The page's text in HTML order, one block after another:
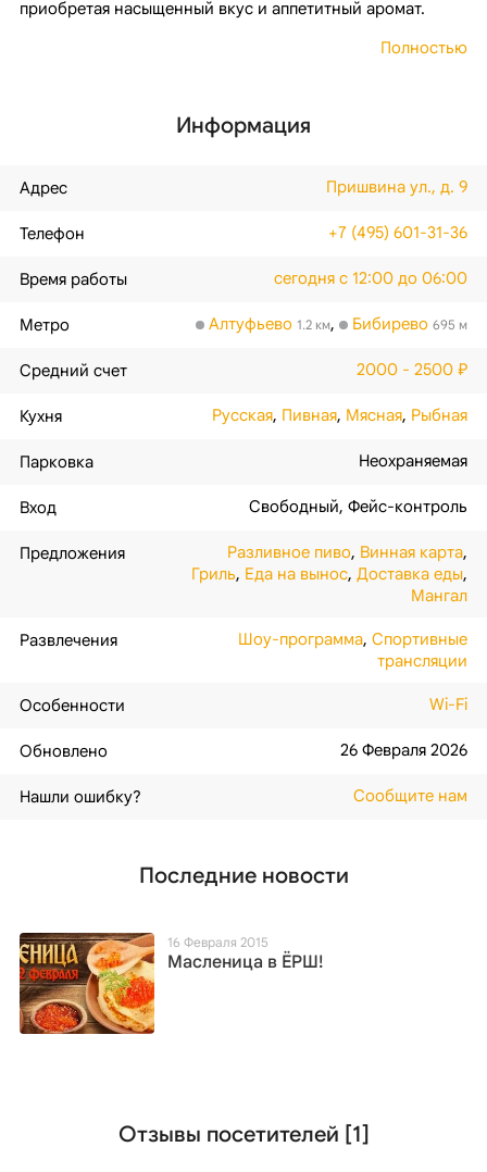
приобретая насыщенный вкус и аппетитный аромат.
Полностью
Информация
Адрес Пришвина ул., д. 9
Телефон +7 (495) 601-31-36
Время работы сегодня с 12:00 до 06:00
Метро Алтуфьево 1.2 км, Бибирево 695 м
Средний счет 2000 - 2500 ₽
Кухня Русская, Пивная, Мясная, Рыбная
Парковка Неохраняемая
Вход Свободный,Фейс-контроль
Предложения Разливное пиво, Винная карта,
Гриль, Еда на вынос,Доставка еды,
Мангал
Развлечения Шоу-программа,Спортивные
трансляции
Особенности Wi-Fi
Обновлено 26 Февраля 2026
Нашли ошибку? Сообщите нам
Последние новости
16 Февраля 2015
Масленица в ЁРШ!
Отзывы посетителей [1]